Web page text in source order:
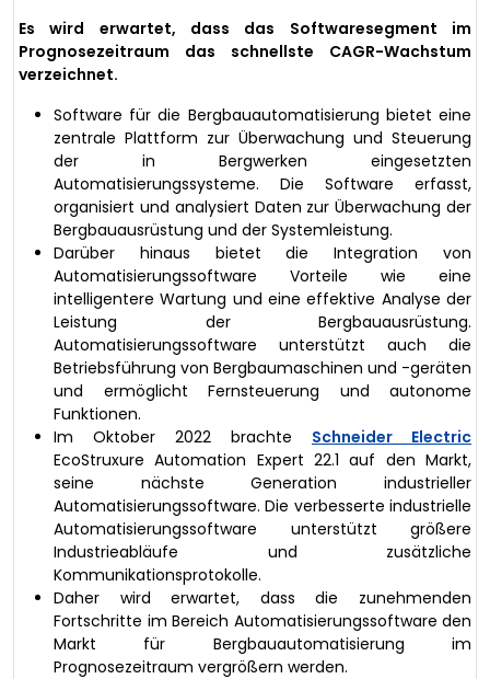
Es wird erwartet, dass das Softwaresegment im
Prognosezeitraum das schnellste CAGR-Wachstum
verzeichnet.
Software für die Bergbauautomatisierung bietet eine
zentrale Plattform zur Überwachung und Steuerung
der in Bergwerken eingesetzten
Automatisierungssysteme. Die Software erfasst,
organisiert und analysiert Daten zur Überwachung der
Bergbauausrüstung und der Systemleistung.
Darüber hinaus bietet die Integration von
Automatisierungssoftware Vorteile wie eine
intelligentere Wartung und eine effektive Analyse der
Leistung der Bergbauausrüstung.
Automatisierungssoftware unterstützt auch die
Betriebsführung von Bergbaumaschinen und -geräten
und ermöglicht Fernsteuerung und autonome
Funktionen.
Im Oktober 2022 brachte Schneider Electric
EcoStruxure Automation Expert 22.1 auf den Markt,
seine nächste Generation industrieller
Automatisierungssoftware. Die verbesserte industrielle
Automatisierungssoftware unterstützt größere
Industrieabläufe und zusätzliche
Kommunikationsprotokolle.
Daher wird erwartet, dass die zunehmenden
Fortschritte im Bereich Automatisierungssoftware den
Markt für Bergbauautomatisierung im
Prognosezeitraum vergrößern werden.